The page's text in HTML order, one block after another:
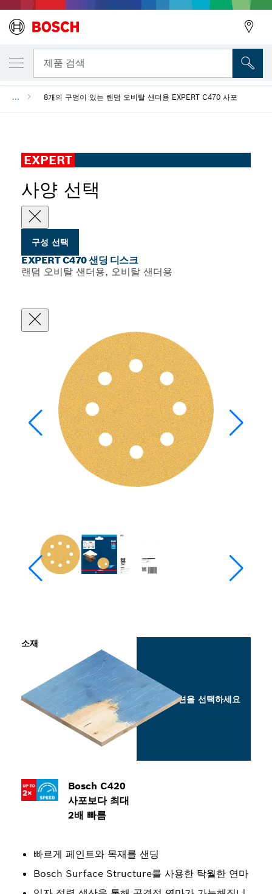
제품 검색
... 8개의 구멍이 있는 랜덤 오비탈 샌더용 EXPERT C470 사포
EXPERT
사양 선택
구성 선택
EXPERT C470 샌딩 디스크
랜덤 오비탈 샌더용, 오비탈 샌더용
Bosch C420
사포보다 최대
2배 빠름
빠르게 페인트와 목재를 샌딩
Bosch Surface Structure를 사용한 탁월한 연마
소재
옵션을 선택하세요
선택한 변형
EXPERT C470 샌딩 디스크